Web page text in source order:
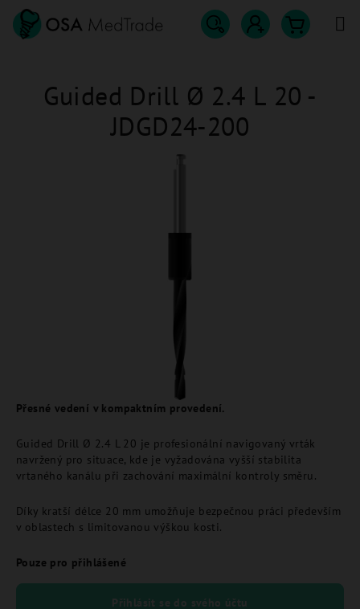
Přejít
obsah
Hledat
košík
Přesné vedení v kompaktním provedení.
Guided Drill Ø 2.4 L 20 je profesionální navigovaný vrták
navržený pro situace, kde je vyžadována vyšší stabilita
vrtaného kanálu při zachování maximální kontroly směru.
Díky kratší délce 20 mm umožňuje bezpečnou práci především
v oblastech s limitovanou výškou kosti.
Pouze pro přihlášené
Přihlásit se do svého účtu
Guided Drill Ø 2.4 L 20 -
JDGD24-200